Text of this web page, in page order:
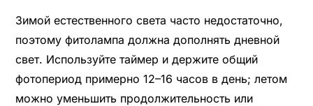
Зимой естественного света часто недостаточно,
поэтому фитолампа должна дополнять дневной
свет. Используйте таймер и держите общий
фотопериод примерно 12–16 часов в день; летом
можно уменьшить продолжительность или